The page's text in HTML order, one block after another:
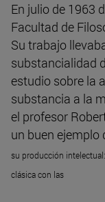
En julio de 1963
Facultad de
Su trabajo
substancialidad
estudio sobre la
substancia a la
el profesor
un buen ejemplo
su producción
clásica con las